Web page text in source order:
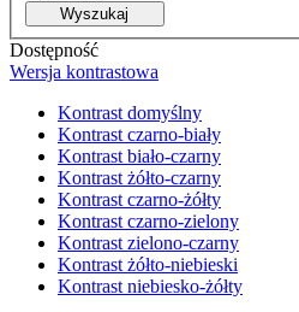
Wyszukaj
Dostępność
Wersja kontrastowa
Kontrast domyślny
Kontrast czarno-biały
Kontrast biało-czarny
Kontrast żółto-czarny
Kontrast czarno-żółty
Kontrast czarno-zielony
Kontrast zielono-czarny
Kontrast żółto-niebieski
Kontrast niebiesko-żółty